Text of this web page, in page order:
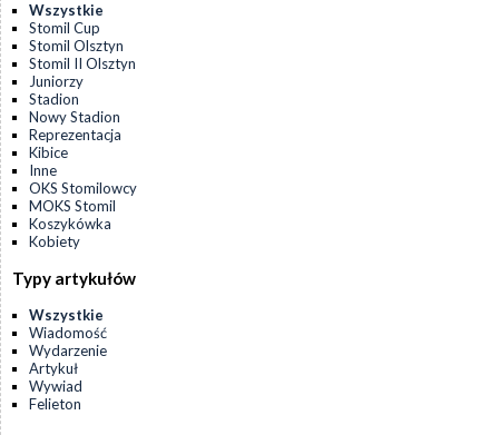
Wszystkie
Stomil Cup
Stomil Olsztyn
Stomil II Olsztyn
Juniorzy
Stadion
Nowy Stadion
Reprezentacja
Kibice
Inne
OKS Stomilowcy
MOKS Stomil
Koszykówka
Kobiety
Typy artykułów
Wszystkie
Wiadomość
Wydarzenie
Artykuł
Wywiad
Felieton